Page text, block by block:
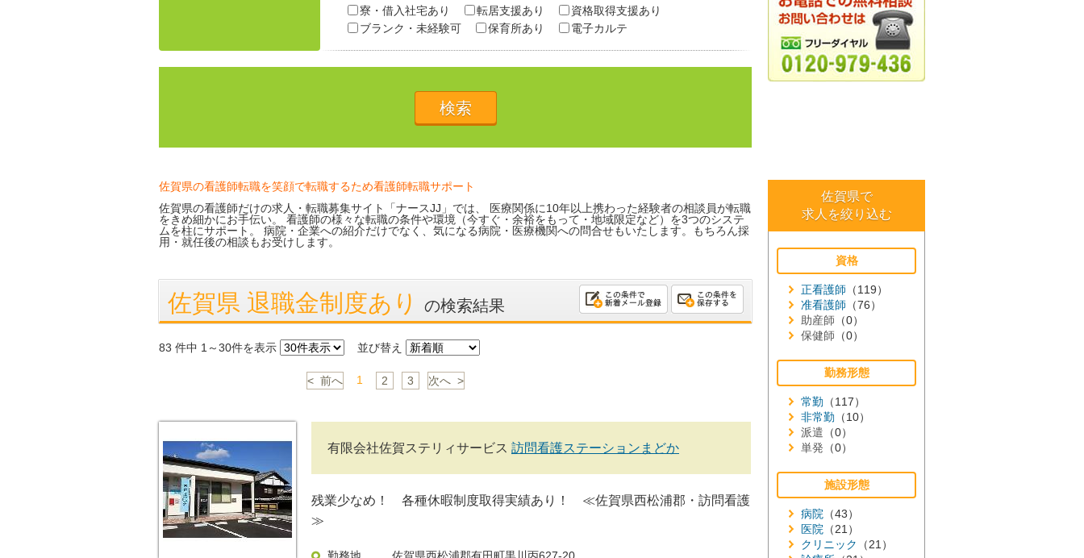
寮・借入社宅あり
転居支援あり
資格取得支援あり
ブランク・未経験可
保育所あり 電子カルテ
佐賀県の看護師転職を笑顔で転職するため看護師転職サポート
佐賀県の看護師だけの求人・転職募集サイト「ナースJJ」では、 医療関係に10年以上携わった経験者の相談員が転職
をきめ細かにお手伝い。 看護師の様々な転職の条件や環境（今すぐ・余裕をもって・地域限定など）を3つのシステ
ムを柱にサポート。 病院・企業への紹介だけでなく、気になる病院・医療機関への問合せもいたします。もちろん採
用・就任後の相談もお受けします。
佐賀県 退職金制度あり の検索結果
83 件中 1～30件を表示 並び替え
< 前へ 1 2 3 次へ >
有限会社佐賀ステリィサービス 訪問看護ステーションまどか
残業少なめ！ 各種休暇制度取得実績あり！ ≪佐賀県西松浦郡・訪問看護
≫
佐賀県で
求人を絞り込む
資格
正看護師 （119）
准看護師 （76）
助産師 （0）
保健師 （0）
勤務形態
常勤 （117）
非常勤 （10）
派遣 （0）
単発 （0）
施設形態
病院 （43）
医院 （21）
クリニック
（21）